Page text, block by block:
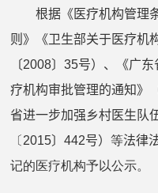
根据《医疗机构管理条
则》《卫生部关于医疗机
〔2008〕35号）、《广
疗机构审批管理的通知》
省进一步加强乡村医生队
〔2015〕442号）等法律
记的医疗机构予以公示。